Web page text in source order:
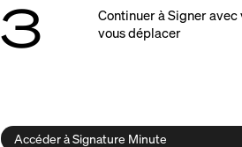
3
Continuer à Signer
vous déplacer
Accéder à Signature Minute